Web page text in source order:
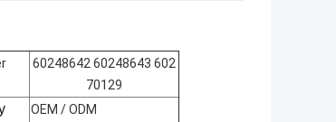
60248642 60248643 602
70129
OEM / ODM